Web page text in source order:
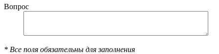
Вопрос
* Все поля обязательны для заполнения